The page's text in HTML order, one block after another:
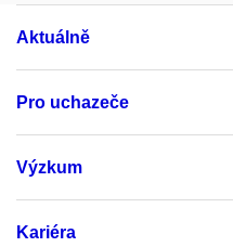
Aktuálně
Pro uchazeče
Výzkum
Kariéra